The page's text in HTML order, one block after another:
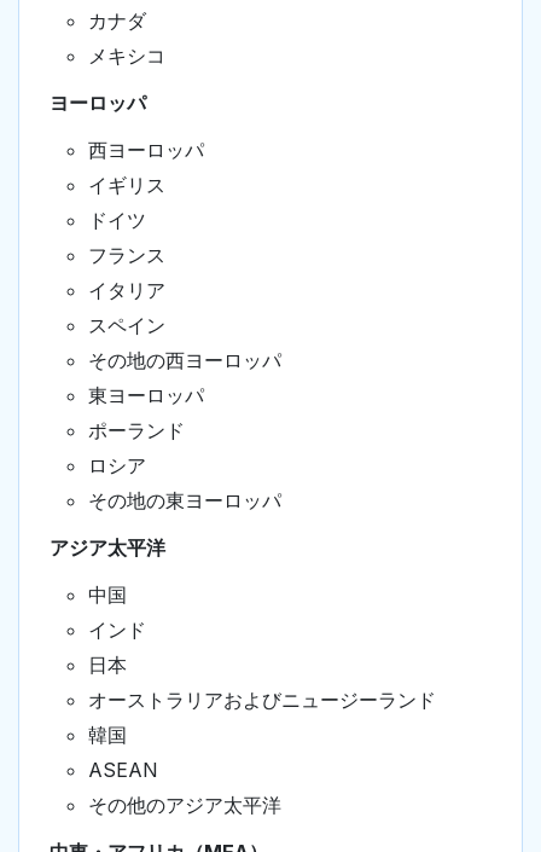
カナダ
メキシコ
ヨーロッパ
西ヨーロッパ
イギリス
ドイツ
フランス
イタリア
スペイン
その地の西ヨーロッパ
東ヨーロッパ
ポーランド
ロシア
その地の東ヨーロッパ
アジア太平洋
中国
インド
日本
オーストラリアおよびニュージーランド
韓国
ASEAN
その他のアジア太平洋